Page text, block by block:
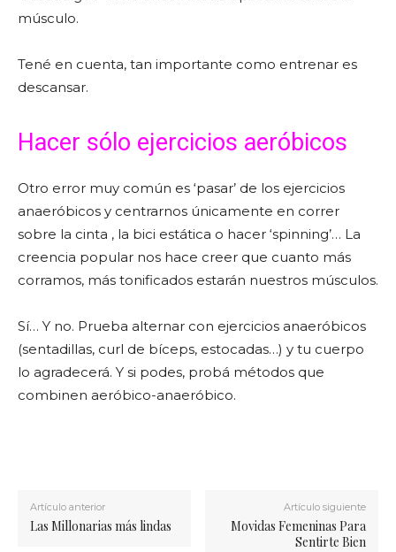
músculo.
Tené en cuenta, tan importante como entrenar es
descansar.
Hacer sólo ejercicios aeróbicos
Otro error muy común es ‘pasar’ de los ejercicios
anaeróbicos y centrarnos únicamente en correr
sobre la cinta , la bici estática o hacer ‘spinning’… La
creencia popular nos hace creer que cuanto más
corramos, más tonificados estarán nuestros músculos.
Sí… Y no. Prueba alternar con ejercicios anaeróbicos
(sentadillas, curl de bíceps, estocadas…) y tu cuerpo
lo agradecerá. Y si podes, probá métodos que
combinen aeróbico-anaeróbico.
Artículo anterior
Las Millonarias más lindas
Artículo siguiente
Movidas Femeninas Para
Sentirte Bien